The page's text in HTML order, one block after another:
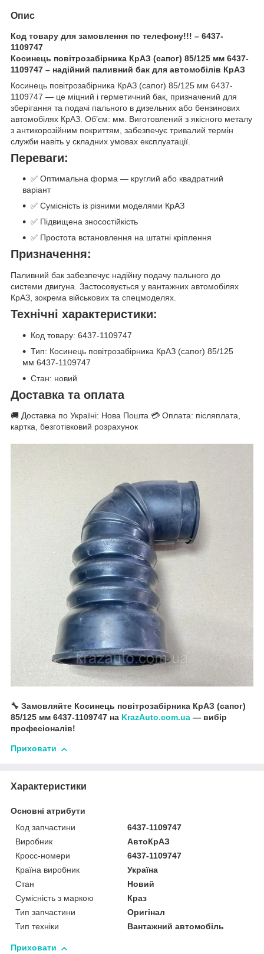
Опис
Код товару для замовлення по телефону!!! – 6437-
1109747
Косинець повітрозабірника КрАЗ (сапог) 85/125 мм 6437-
1109747 – надійний паливний бак для автомобілів КрАЗ
Косинець повітрозабірника КрАЗ (сапог) 85/125 мм 6437-
1109747 — це міцний і герметичний бак, призначений для
зберігання та подачі пального в дизельних або бензинових
автомобілях КрАЗ. Об’єм: мм. Виготовлений з якісного металу
з антикорозійним покриттям, забезпечує тривалий термін
служби навіть у складних умовах експлуатації.
Переваги:
✅ Оптимальна форма — круглий або квадратний
варіант
✅ Сумісність із різними моделями КрАЗ
✅ Підвищена зносостійкість
✅ Простота встановлення на штатні кріплення
Призначення:
Паливний бак забезпечує надійну подачу пального до
системи двигуна. Застосовується у вантажних автомобілях
КрАЗ, зокрема військових та спецмоделях.
Технічні характеристики:
Код товару: 6437-1109747
Тип: Косинець повітрозабірника КрАЗ (сапог) 85/125
мм 6437-1109747
Стан: новий
Доставка та оплата
🚚 Доставка по Україні: Нова Пошта 💳 Оплата: післяплата,
картка, безготівковий розрахунок
🔧 Замовляйте Косинець повітрозабірника КрАЗ (сапог)
85/125 мм 6437-1109747 на KrazAuto.com.ua — вибір
професіоналів!
Приховати
Характеристики
Основні атрибути
Код запчастини
6437-1109747
Виробник
АвтоКрАЗ
Кросс-номери
6437-1109747
Країна виробник
Україна
Стан
Новий
Сумісність з маркою
Краз
Тип запчастини
Оригінал
Тип техніки
Вантажний автомобіль
Приховати